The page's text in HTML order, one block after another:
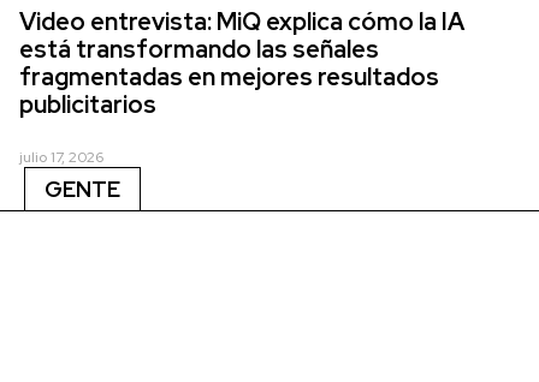
Video entrevista: MiQ explica cómo la IA
está transformando las señales
fragmentadas en mejores resultados
publicitarios
julio 17, 2026
GENTE